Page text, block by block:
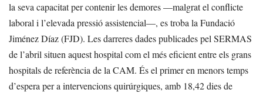
la seva capacitat per contenir les demores —malgrat el conflicte
laboral i l’elevada pressió assistencial—, es troba la Fundació
Jiménez Díaz (FJD). Les darreres dades publicades pel SERMAS
de l’abril situen aquest hospital com el més eficient entre els grans
hospitals de referència de la CAM. És el primer en menors temps
d’espera per a intervencions quirúrgiques, amb 18,42 dies de